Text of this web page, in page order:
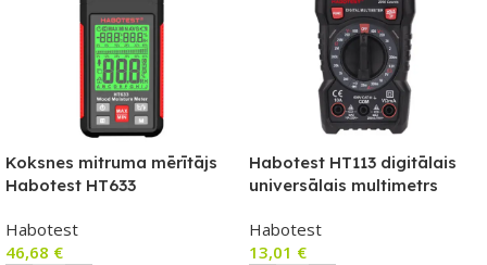
Koksnes mitruma mērītājs
Habotest HT633
Habotest
46,68 €
Habotest HT113 digitālais
universālais multimetrs
Habotest
13,01 €